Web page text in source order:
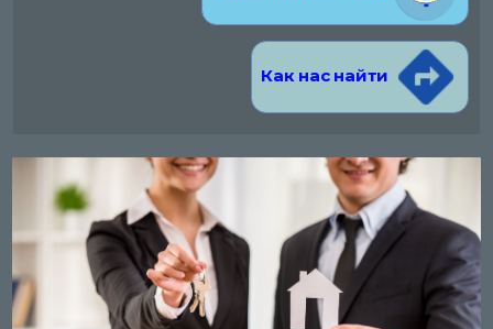
Как нас найти